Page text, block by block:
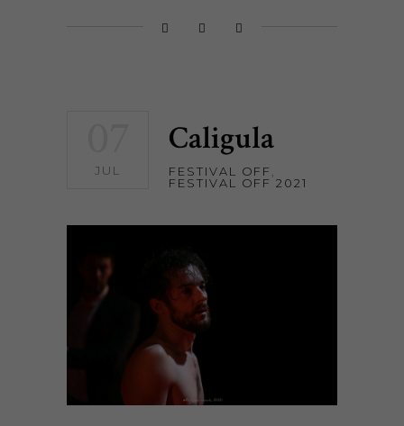
JUL
Caligula
FESTIVAL OFF
FESTIVAL OFF 2021